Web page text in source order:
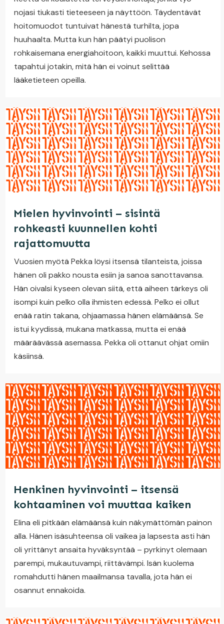
nojasi tiukasti tieteeseen ja näyttöön. Täydentävät
hoitomuodot tuntuivat hänestä turhilta, jopa
huuhaalta. Mutta kun hän päätyi puolison
rohkaisemana energiahoitoon, kaikki muuttui. Kehossa
tapahtui jotakin, mitä hän ei voinut selittää
lääketieteen opeilla.
Mielen hyvinvointi – sisintä
rohkeasti kuunnellen kohti
rajattomuutta
Vuosien myötä Pekka löysi itsensä tilanteista, joissa
hänen oli pakko nousta esiin ja sanoa sanottavansa.
Hän oivalsi kyseen olevan siitä, että aiheen tärkeys oli
isompi kuin pelko olla ihmisten edessä. Pelko ei ollut
enää ratin takana, ohjaamassa hänen elämäänsä. Se
istui kyydissä, mukana matkassa, mutta ei enää
määräävässä asemassa. Pekka oli ottanut ohjat omiin
käsiinsä.
Henkinen hyvinvointi – itsensä
kohtaaminen voi muuttaa kaiken
Elina eli pitkään elämäänsä kuin näkymättömän painon
alla. Hänen isäsuhteensa oli vaikea ja lapsesta asti hän
oli yrittänyt ansaita hyväksyntää – pyrkinyt olemaan
parempi, mukautuvampi, riittävämpi. Isän kuolema
romahdutti hänen maailmansa tavalla, jota hän ei
osannut ennakoida.